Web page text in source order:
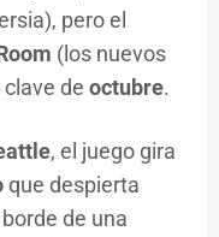
pero el
(los nuevos
de octubre.
, el juego gira
que despierta
de una